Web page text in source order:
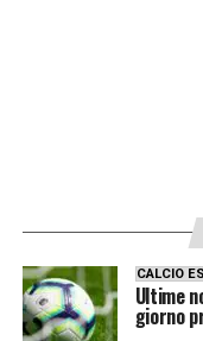
La sfida
anche in diretta
CALCIO
Ultime
giorno